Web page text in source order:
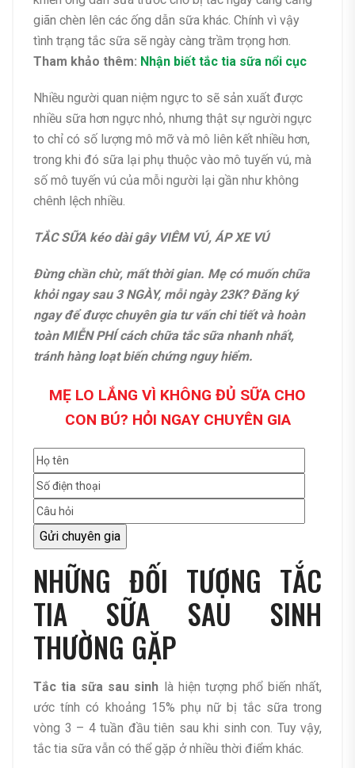
giãn chèn lên các ống dẫn sữa khác. Chính vì vậy
tình trạng tắc sữa sẽ ngày càng trầm trọng hơn.
Tham khảo thêm: Nhận biết tắc tia sữa nổi cục
Nhiều người quan niệm ngực to sẽ sản xuất được
nhiều sữa hơn ngực nhỏ, nhưng thật sự người ngực
to chỉ có số lượng mô mỡ và mô liên kết nhiều hơn,
trong khi đó sữa lại phụ thuộc vào mô tuyến vú, mà
số mô tuyến vú của mỗi người lại gần như không
chênh lệch nhiều.
TẮC SỮA kéo dài gây VIÊM VÚ, ÁP XE VÚ
Đừng chần chừ, mất thời gian. Mẹ có muốn chữa
khỏi ngay sau 3 NGÀY, mỗi ngày 23K? Đăng ký
ngay để được chuyên gia tư vấn chi tiết và hoàn
toàn MIỄN PHÍ cách chữa tắc sữa nhanh nhất,
tránh hàng loạt biến chứng nguy hiểm.
MẸ LO LẮNG VÌ KHÔNG ĐỦ SỮA CHO
CON BÚ? HỎI NGAY CHUYÊN GIA
NHỮNG ĐỐI TƯỢNG TẮC
TIA SỮA SAU SINH
THƯỜNG GẶP
Tắc tia sữa sau sinh là hiện tượng phổ biến nhất,
ước tính có khoảng 15% phụ nữ bị tắc sữa trong
vòng 3 – 4 tuần đầu tiên sau khi sinh con. Tuy vậy,
tắc tia sữa vẫn có thể gặp ở nhiều thời điểm khác.